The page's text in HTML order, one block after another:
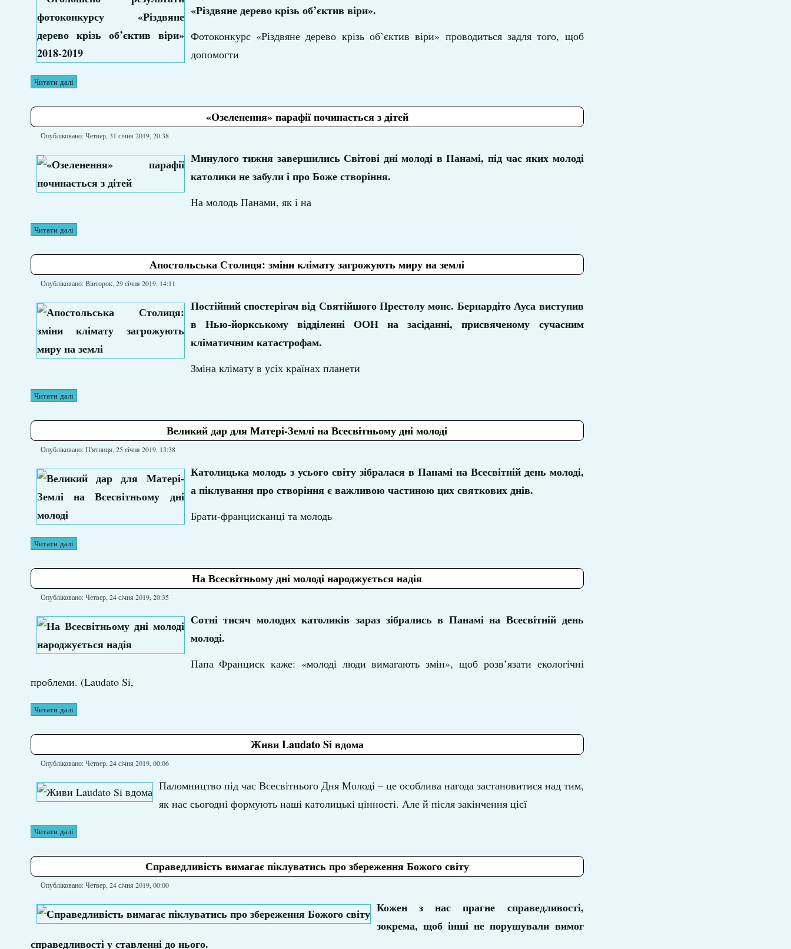
«Різдвяне дерево крізь об’єктив віри».
Фотоконкурс «Різдвяне дерево крізь об’єктив віри» проводиться задля того, щоб
допомогти
Читати далі
«Озеленення» парафії починається з дітей
Опубліковано: Четвер, 31 січня 2019, 20:38
Минулого тижня завершились Світові дні молоді в Панамі, під час яких молоді
католики не забули і про Боже створіння.
На молодь Панами, як і на
Читати далі
Апостольська Столиця: зміни клімату загрожують миру на землі
Опубліковано: Вівторок, 29 січня 2019, 14:11
Постійний спостерігач від Святійшого Престолу монс. Бернардіто Ауса виступив
в Нью-йоркському відділенні ООН на засіданні, присвяченому сучасним
кліматичним катастрофам.
Зміна клімату в усіх країнах планети
Читати далі
Великий дар для Матері-Землі на Всесвітньому дні молоді
Опубліковано: П'ятниця, 25 січня 2019, 13:38
Католицька молодь з усього світу зібралася в Панамі на Всесвітній день молоді,
а піклування про створіння є важливою частиною цих святкових днів.
Брати-францисканці та молодь
Читати далі
На Всесвітньому дні молоді народжується надія
Опубліковано: Четвер, 24 січня 2019, 20:35
Сотні тисяч молодих католиків зараз зібрались в Панамі на Всесвітній день
молоді.
Папа Франциск каже: «молоді люди вимагають змін», щоб розв’язати екологічні
проблеми. (Laudato Si,
Читати далі
Живи Laudato Si вдома
Опубліковано: Четвер, 24 січня 2019, 00:06
Паломництво під час Всесвітнього Дня Молоді – це особлива нагода застановитися над тим,
як нас сьогодні формують наші католицькі цінності. Але й після закінчення цієї
Читати далі
Справедливість вимагає піклуватись про збереження Божого світу
Опубліковано: Четвер, 24 січня 2019, 00:00
Кожен з нас прагне справедливості,
зокрема, щоб інші не порушували вимог
справедливості у ставленні до нього.